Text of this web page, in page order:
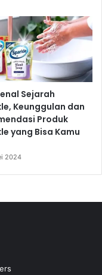
Sejarah
Keunggulan dan
Produk
yang Bisa Kamu
2024